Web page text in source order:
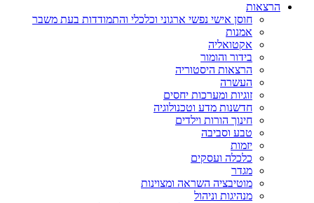
הרצאות
חוסן אישי נפשי ארגוני וכלכלי והתמודדות בעת משבר
אמנות
אקטואליה
בידור והומור
הרצאות היסטוריה
העשרה
זוגיות ומערכות יחסים
חדשנות מדע וטכנולוגיה
חינוך הורות וילדים
טבע וסביבה
יזמות
כלכלה ועסקים
מגדר
מוטיבציה השראה ומצוינות
מנהיגות וניהול